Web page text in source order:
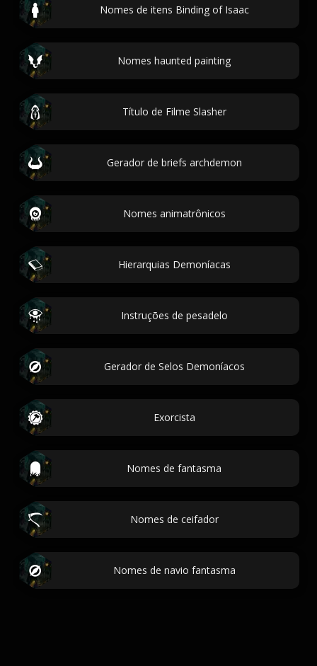
Nomes de itens Binding of Isaac
Nomes haunted painting
Título de Filme Slasher
Gerador de briefs archdemon
Nomes animatrônicos
Hierarquias Demoníacas
Instruções de pesadelo
Gerador de Selos Demoníacos
Exorcista
Nomes de fantasma
Nomes de ceifador
Nomes de navio fantasma